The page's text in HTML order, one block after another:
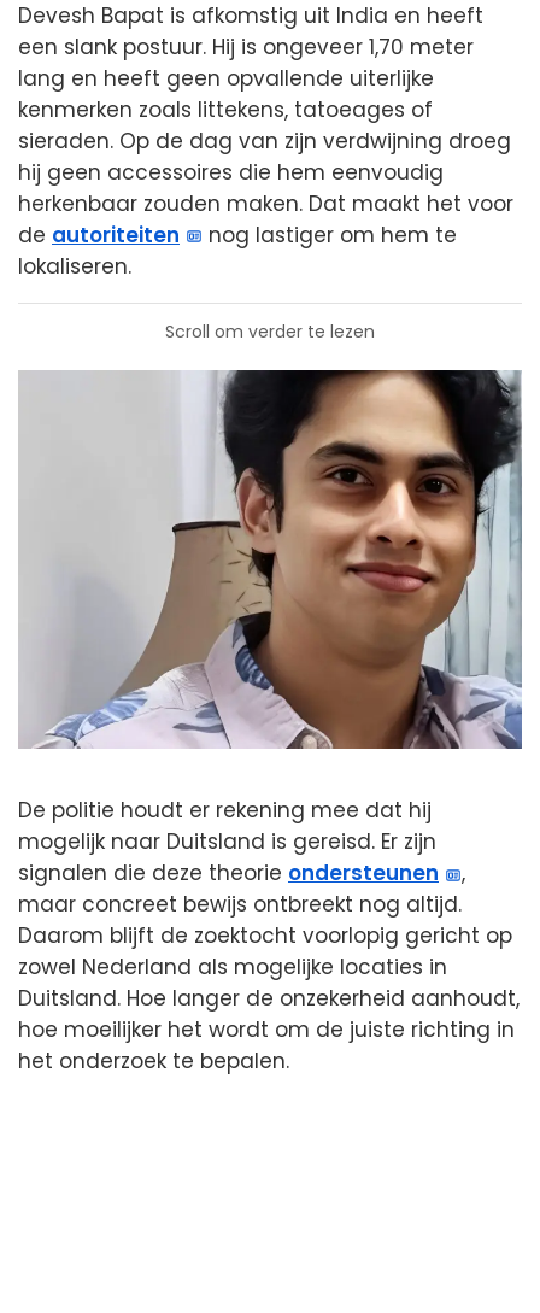
Devesh Bapat is afkomstig uit India en heeft
een slank postuur. Hij is ongeveer 1,70 meter
lang en heeft geen opvallende uiterlijke
kenmerken zoals littekens, tatoeages of
sieraden. Op de dag van zijn verdwijning droeg
hij geen accessoires die hem eenvoudig
herkenbaar zouden maken. Dat maakt het voor
de autoriteiten
nog lastiger om hem te
lokaliseren.
Scroll om verder te lezen
De politie houdt er rekening mee dat hij
mogelijk naar Duitsland is gereisd. Er zijn
signalen die deze theorie ondersteunen
,
maar concreet bewijs ontbreekt nog altijd.
Daarom blijft de zoektocht voorlopig gericht op
zowel Nederland als mogelijke locaties in
Duitsland. Hoe langer de onzekerheid aanhoudt,
hoe moeilijker het wordt om de juiste richting in
het onderzoek te bepalen.